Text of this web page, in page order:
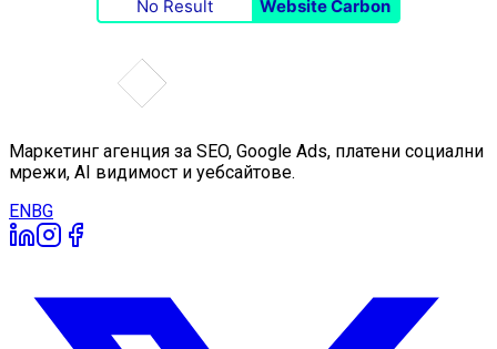
No Result
Website Carbon
Маркетинг агенция за SEO, Google Ads, платени социални
мрежи, AI видимост и уебсайтове.
ENBG